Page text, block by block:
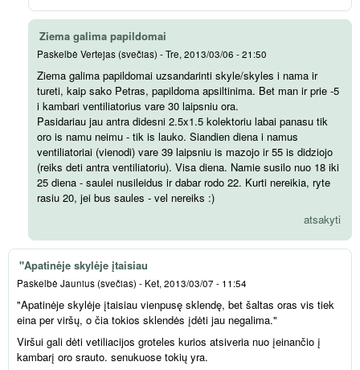
Ziema galima papildomai
Paskelbė Vertejas (svečias) -Tre, 2013/03/06 - 21:50
Ziema galima papildomai uzsandarinti skyle/skyles i nama ir
tureti, kaip sako Petras, papildoma apsiltinima. Bet man ir prie -5
i kambari ventiliatorius vare 30 laipsniu ora.
Pasidariau jau antra didesni 2.5x1.5 kolektoriu labai panasu tik
oro is namu neimu - tik is lauko. Siandien diena i namus
ventiliatoriai (vienodi) vare 39 laipsniu is mazojo ir 55 is didziojo
(reiks deti antra ventiliatoriu). Visa diena. Namie susilo nuo 18 iki
25 diena - saulei nusileidus ir dabar rodo 22. Kurti nereikia, ryte
rasiu 20, jei bus saules - vel nereiks :)
atsakyti
"Apatinėje skylėje įtaisiau
Paskelbė Jaunius (svečias) - Ket, 2013/03/07 - 11:54
"Apatinėje skylėje įtaisiau vienpusę sklendę, bet šaltas oras vis tiek
eina per viršų, o čia tokios sklendės įdėti jau negalima."
Viršui gali dėti vetiliacijos groteles kurios atsiveria nuo įeinančio į
kambarį oro srauto. senukuose tokių yra.